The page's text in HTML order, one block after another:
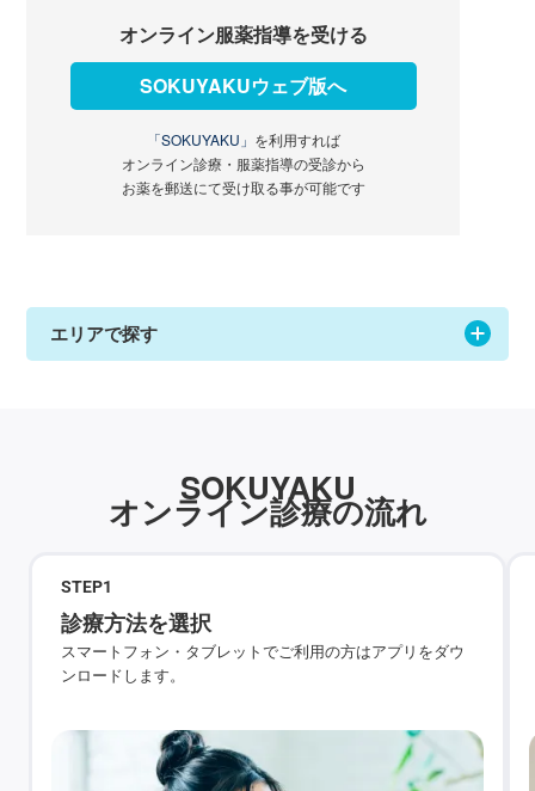
オンライン服薬指導を受ける
SOKUYAKUウェブ版へ
「SOKUYAKU」 を利用すれば
オンライン診療・服薬指導の受診から
お薬を郵送にて受け取る事が可能です
エリアで探す
SOKUYAKU
オンライン診療の流れ
STEP1
診療方法を選択
スマートフォン・タブレットでご利用の方はアプリをダウ
ンロードします。